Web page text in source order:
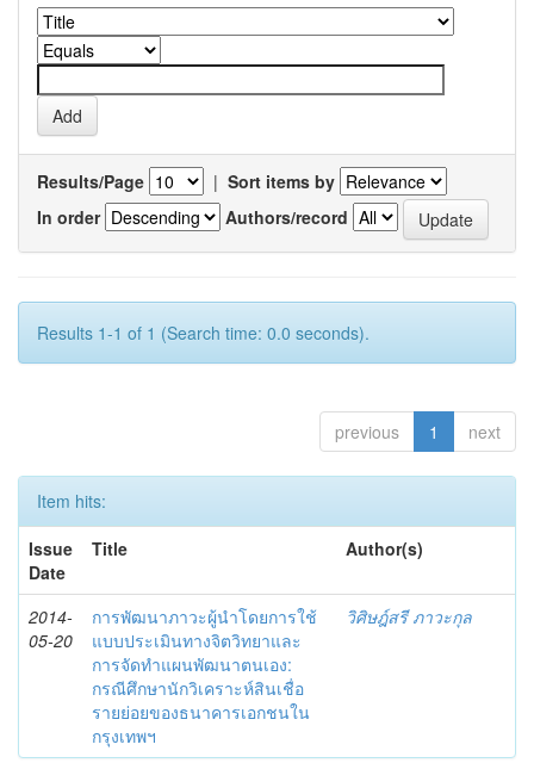
Results/Page | Sort items by
In order
Authors/record
Results 1-1 of 1 (Search time: 0.0 seconds).
previous 1 next
Item hits:
Issue
Date
Title Author(s)
2014-
05-20
การพัฒนาภาวะผู้นำโดยการใช้
แบบประเมินทางจิตวิทยาและ
การจัดทำแผนพัฒนาตนเอง:
กรณีศึกษานักวิเคราะห์สินเชื่อ
รายย่อยของธนาคารเอกชนใน
กรุงเทพฯ
วิศิษฎ์สรี ภาวะกุล